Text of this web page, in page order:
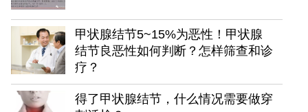
甲状腺结节5~15%为恶性！甲状腺
结节良恶性如何判断？怎样筛查和诊
疗？
得了甲状腺结节，什么情况需要做穿